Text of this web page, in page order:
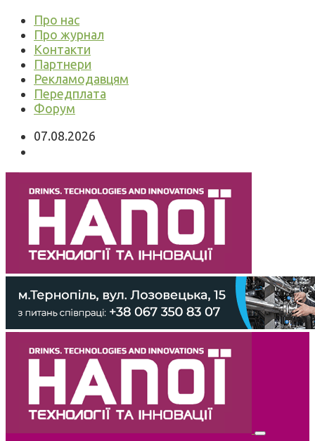
Про нас
Про журнал
Контакти
Партнери
Рекламодавцям
Передплата
Форум
07.08.2026